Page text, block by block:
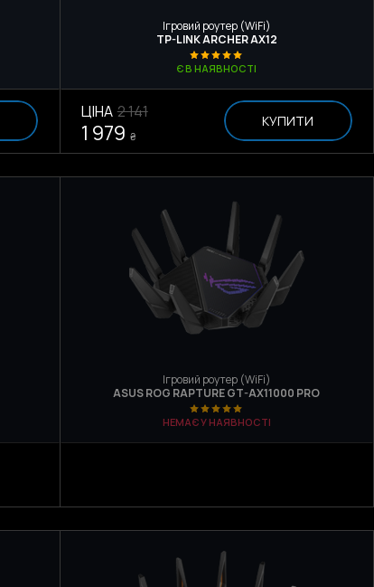
Ігровий роутер (WiFi)
TP-LINK ARCHER AX12
Є В НАЯВНОСТІ
ЦІНА 2 141
1 979 ₴
КУПИТИ
Ігровий роутер (WiFi)
ASUS ROG RAPTURE GT-AX11000 PRO
НЕМАЄ У НАЯВНОСТІ